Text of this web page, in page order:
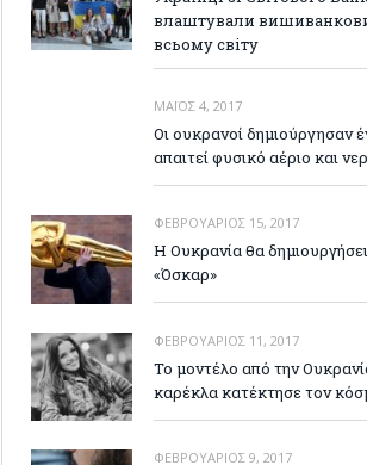
влаштували
всьому світу
ΜΆΙΟΣ 4, 2017
Οι ουκρανοί δημιούργησαν
απαιτεί φυσικό αέριο και
ΦΕΒΡΟΥΆΡΙΟΣ 15, 2017
Η Ουκρανία θα
«Όσκαρ»
ΦΕΒΡΟΥΆΡΙΟΣ 11, 2017
Το μοντέλο από την
καρέκλα κατέκτησε τον
ΦΕΒΡΟΥΆΡΙΟΣ 9, 2017